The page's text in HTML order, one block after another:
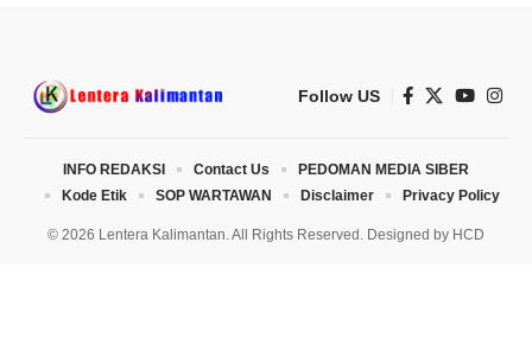
Follow US
© 2026 Lentera Kalimantan. All Rights Reserved. Designed by HCD
INFO REDAKSI Contact Us
PEDOMAN MEDIA SIBER
Kode Etik
SOP WARTAWAN Disclaimer Privacy Policy